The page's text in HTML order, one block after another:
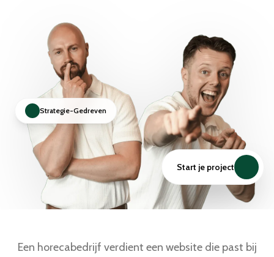
Strategie-Gedreven
Start je project
Een horecabedrijf verdient een website die past bij